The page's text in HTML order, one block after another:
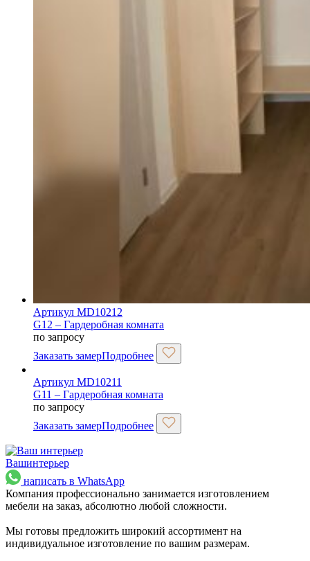
Артикул MD10212
G12 – Гардеробная комната
по запросу
Заказать замерПодробнее
Артикул MD10211
G11 – Гардеробная комната
по запросу
Заказать замерПодробнее
Вашинтерьер
написать в WhatsApp
Компания профессионально занимается изготовлением
мебели на заказ, абсолютно любой сложности.
Мы готовы предложить широкий ассортимент на
индивидуальное изготовление по вашим размерам.